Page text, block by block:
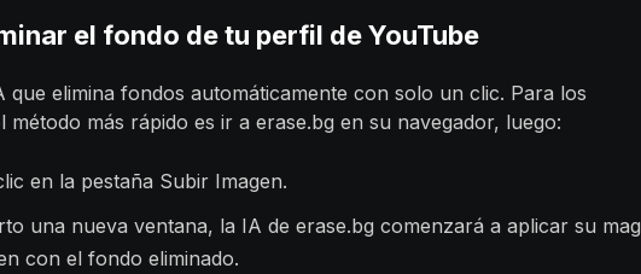
el fondo de tu perfil de YouTube
que elimina fondos automáticamente con solo un clic. Para los
más rápido es ir a erase.bg en su navegador, luego:
en la pestaña Subir Imagen.
una nueva ventana, la IA de erase.bg comenzará a aplicar su
con el fondo eliminado.